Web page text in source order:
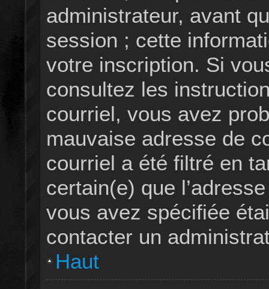
administrateur, avant
session ; cette
votre inscription. Si
consultez les
courriel, vous avez
mauvaise adresse de
courriel a été filtré en
certain(e) que
vous avez spécifiée
contacter un
Haut